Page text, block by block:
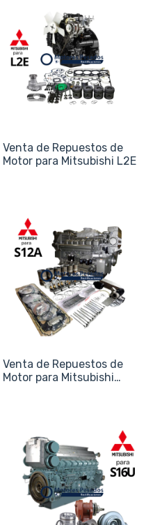
Venta de Repuestos de
Motor para Mitsubishi L2E
Venta de Repuestos de
Motor para Mitsubishi